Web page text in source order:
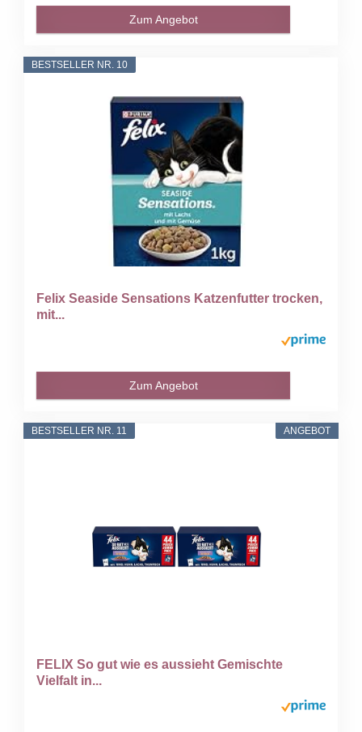
Zum Angebot
BESTSELLER NR. 10
Felix Seaside Sensations Katzenfutter trocken,
mit...
Zum Angebot
ANGEBOT
BESTSELLER NR. 11
FELIX So gut wie es aussieht Gemischte
Vielfalt in...